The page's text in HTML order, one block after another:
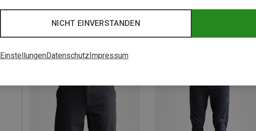
NICHT EINVERSTANDEN
EinstellungenDatenschutzImpressum